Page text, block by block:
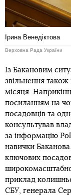
Ірина Венедіктова
Верховна Рада України
Із Бакановим
звільнення
місяця.
посиланням на
посадовців та
консультував
за інформацію
навички
ключових
приклад
СБУ, генерала